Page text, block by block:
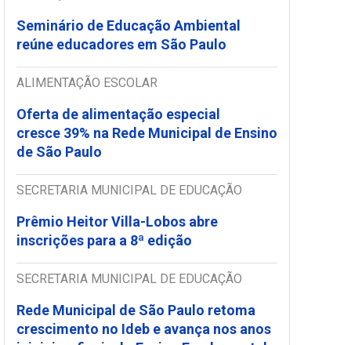
Seminário de Educação Ambiental
reúne educadores em São Paulo
ALIMENTAÇÃO ESCOLAR
Oferta de alimentação especial
cresce 39% na Rede Municipal de Ensino
de São Paulo
SECRETARIA MUNICIPAL DE EDUCAÇÃO
Prêmio Heitor Villa-Lobos abre
inscrições para a 8ª edição
SECRETARIA MUNICIPAL DE EDUCAÇÃO
Rede Municipal de São Paulo retoma
crescimento no Ideb e avança nos anos